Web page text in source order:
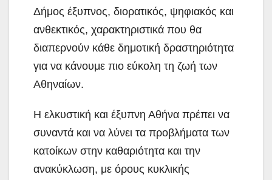
Δήμος έξυπνος, διορατικός, ψηφιακός και
ανθεκτικός, χαρακτηριστικά που θα
διαπερνούν κάθε δημοτική δραστηριότητα
για να κάνουμε πιο εύκολη τη ζωή των
Αθηναίων.
Η ελκυστική και έξυπνη Αθήνα πρέπει να
συναντά και να λύνει τα προβλήματα των
κατοίκων στην καθαριότητα και την
ανακύκλωση, με όρους κυκλικής